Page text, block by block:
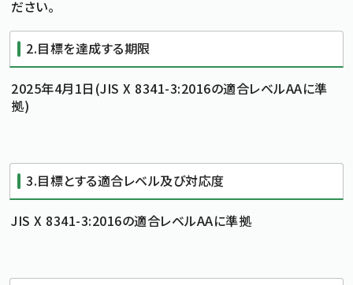
ださい。
2.目標を達成する期限
2025年4月1日(JIS X 8341-3:2016の適合レベルAAに準
拠)
3.目標とする適合レベル及び対応度
JIS X 8341-3:2016の適合レベルAAに準拠